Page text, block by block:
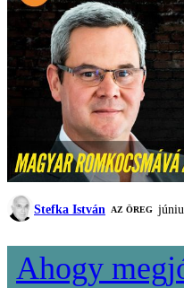
Stefka István AZ ÖREG
Ahogy